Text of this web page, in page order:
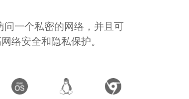
一个私密的网络，并且可
络安全和隐私保护。